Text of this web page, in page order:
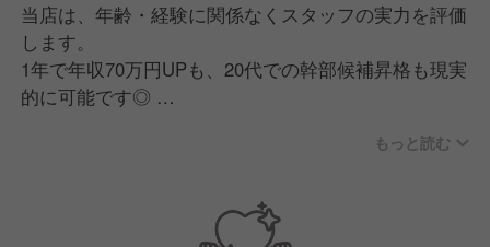
当店は、年齢・経験に関係なくスタッフの実力を評価
します。
1年で年収70万円UPも、20代での幹部候補昇格も現実
的に可能です◎
もっと読む